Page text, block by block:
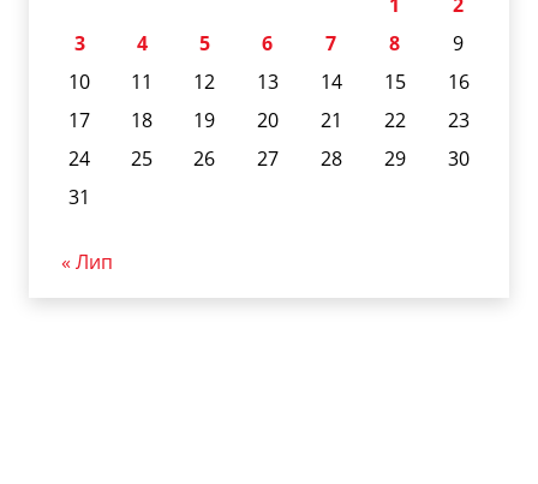
3
4 5 6 7 8
9
10
11 12 13 14 15
16
17
18 19 20 21 22
23
24
25 26 27 28 29
30
31
« Лип